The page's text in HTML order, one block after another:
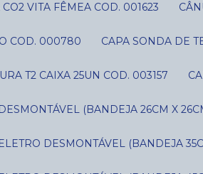
VITA FÊMEA COD. 001623
COD. 000780 CAPA SONDA DE
T2 CAIXA 25UN COD. 003157
(BANDEJA 26CM X
DESMONTÁVEL (BANDEJA